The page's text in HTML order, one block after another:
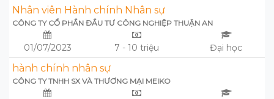
Nhân viên Hành chính Nhân sự
CÔNG TY CỔ PHẦN ĐẦU TƯ CÔNG NGHIỆP THUẬN AN
01/07/2023 7 - 10 triệu Đại học
hành chính nhân sự
CÔNG TY TNHH SX VÀ THƯƠNG MẠI MEIKO